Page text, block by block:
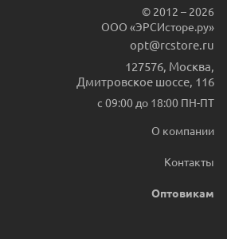
© 2012 – 2026
ООО «ЭРСИсторе.ру»
opt@rcstore.ru
127576 Москва
Дмитровское шоссе, 116
с 09:00 до 18:00 ПН-ПТ
О компании
Контакты
Оптовикам